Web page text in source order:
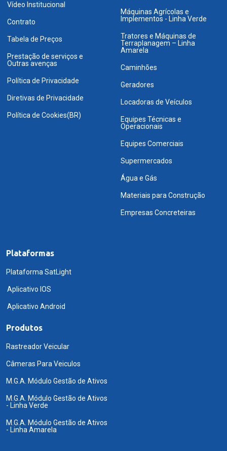
Vídeo Institucional
Contrato
Tabela de Preços
Prestação de serviços e
Outras avenças
Política de Privacidade
Diretivas de Privacidade
Política de Cookies(BR)
Máquinas Agrícolas e
Implementos - Linha Verde
Tratores e Máquinas de
Terraplanagem – Linha
Amarela
Caminhões
Geradores
Locadoras de Veículos
Equipes Técnicas e
Operacionais
Equipes Comerciais
Supermercados
Água e Gás
Materiais para Construção
Empresas Concreteiras
Plataformas
Plataforma SatLight
Aplicativo IOS
Aplicativo Android
Produtos
Rastreador Veicular
Câmeras Para Veiculos
M.G.A. Módulo Gestão de Ativos
M.G.A. Módulo Gestão de Ativos
- Linha Verde
M.G.A. Módulo Gestão de Ativos
- Linha Amarela